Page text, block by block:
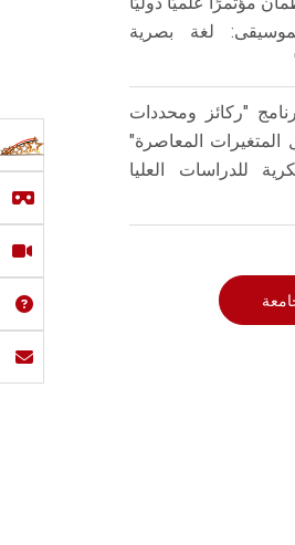
لغة بصرية
"ركائز ومحددات
المعاصرة"
للدراسات العليا